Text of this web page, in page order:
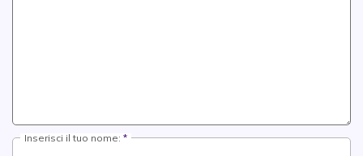
Inserisci il tuo nome: